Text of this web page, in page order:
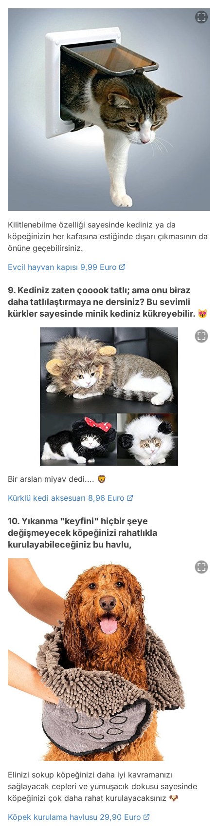
Kilitlenebilme özelliği sayesinde kediniz ya da
köpeğinizin her kafasına estiğinde dışarı çıkmasının da
önüne geçebilirsiniz.
Evcil hayvan kapısı 9,99 Euro
9. Kediniz zaten çooook tatlı; ama onu biraz
daha tatlılaştırmaya ne dersiniz? Bu sevimli
kürkler sayesinde minik kediniz kükreyebilir. 😻
Bir arslan miyav dedi.... 🦁
Kürklü kedi aksesuarı 8,96 Euro
10. Yıkanma "keyfini" hiçbir şeye
değişmeyecek köpeğinizi rahatlıkla
kurulayabileceğiniz bu havlu,
Elinizi sokup köpeğinizi daha iyi kavramanızı
sağlayacak cepleri ve yumuşacık dokusu sayesinde
köpeğinizi çok daha rahat kurulayacaksınız 🐶
Köpek kurulama havlusu 29,90 Euro